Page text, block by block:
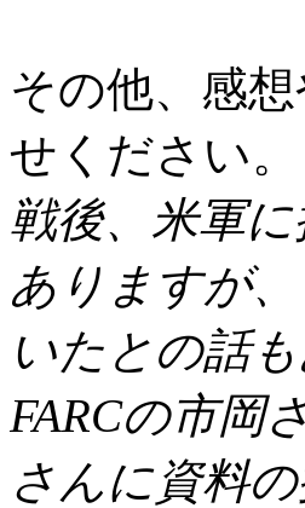
その他、感
せください。
戦後、米軍
ありますが
いたとの話
FARCの市岡
さんに資料